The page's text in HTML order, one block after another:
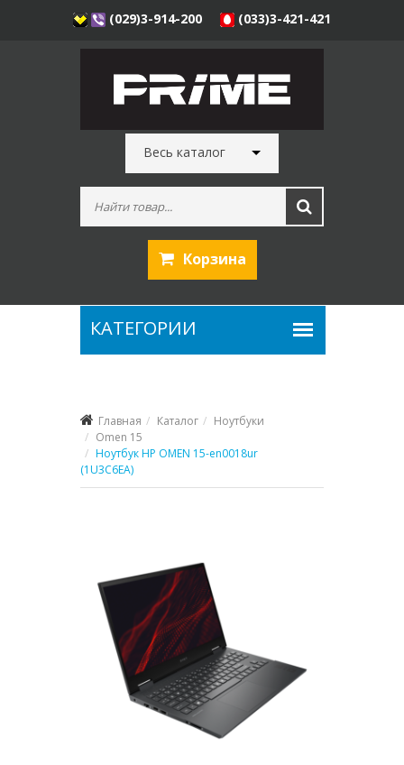
(029)3-914-200 (033)3-421-421
Весь каталог
Корзина
Главная Каталог
Ноутбуки
Omen 15
Ноутбук HP OMEN 15-en0018ur
(1U3C6EA)